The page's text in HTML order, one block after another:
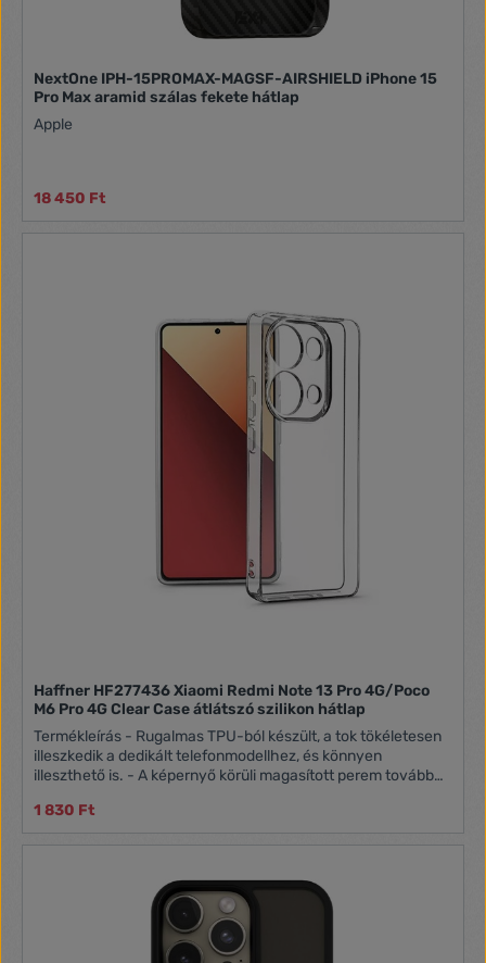
NextOne IPH-15PROMAX-MAGSF-AIRSHIELD iPhone 15
Pro Max aramid szálas fekete hátlap
Apple
18 450 Ft
Haffner HF277436 Xiaomi Redmi Note 13 Pro 4G/Poco
M6 Pro 4G Clear Case átlátszó szilikon hátlap
Termékleírás - Rugalmas TPU-ból készült, a tok tökéletesen
illeszkedik a dedikált telefonmodellhez, és könnyen
illeszthető is. - A képernyő körüli magasított perem tovább
vastagság megőrzi az okostelefon eredeti formáját anélkül,
hogy vastagabbá tenné azt. - A rendszer kivágásai könnyű
készülék eredeti megjelenését. - A hátlapon található
dombornyomás megakadályozza a pára felgyülemlését. -
Támogatja a vezeték nélküli töltést - mostantól nem kell
eltávolítania a tokot a telefon töltéséhez.
1 830 Ft